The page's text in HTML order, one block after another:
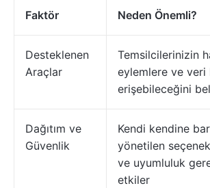
Faktör Neden Önemli?
Desteklenen
Araçlar
Temsilcilerinizin
eylemlere ve veri
erişebileceğini
Dağıtım ve
Güvenlik
Kendi kendine
yönetilen
ve uyumluluk
etkiler